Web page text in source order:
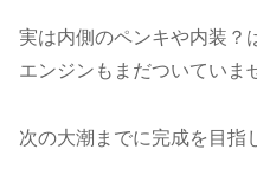
実は内側のペンキや内装？
エンジンもまだついていま
次の大潮までに完成を目指